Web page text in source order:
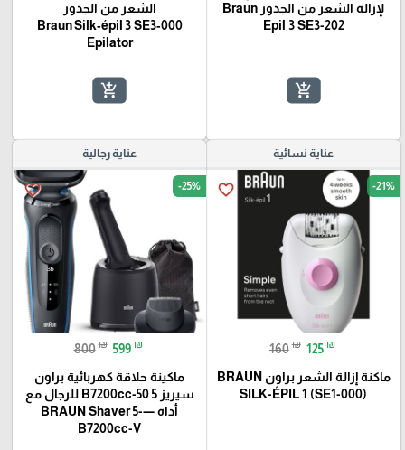
🎓
لإزالة الشعر من الجذور Braun
Epil 3 SE3-202
add_shopping_cart
الشعر من الجذور
Braun Silk‑épil 3 SE3‑000
Epilator
add_shopping_cart
عناية نسائية
favorite_border -21%
160 ₪ 125 ₪
ماكنة إزالة الشعر براون BRAUN
SILK-ÉPIL 1 (SE1-000)
عناية رجالية
favorite_border -25%
800 ₪ 599 ₪
ماكينة حلاقة كهربائية براون
سيريز 5 50-B7200cc للرجال مع
أداة —BRAUN Shaver 5-
B7200cc-V